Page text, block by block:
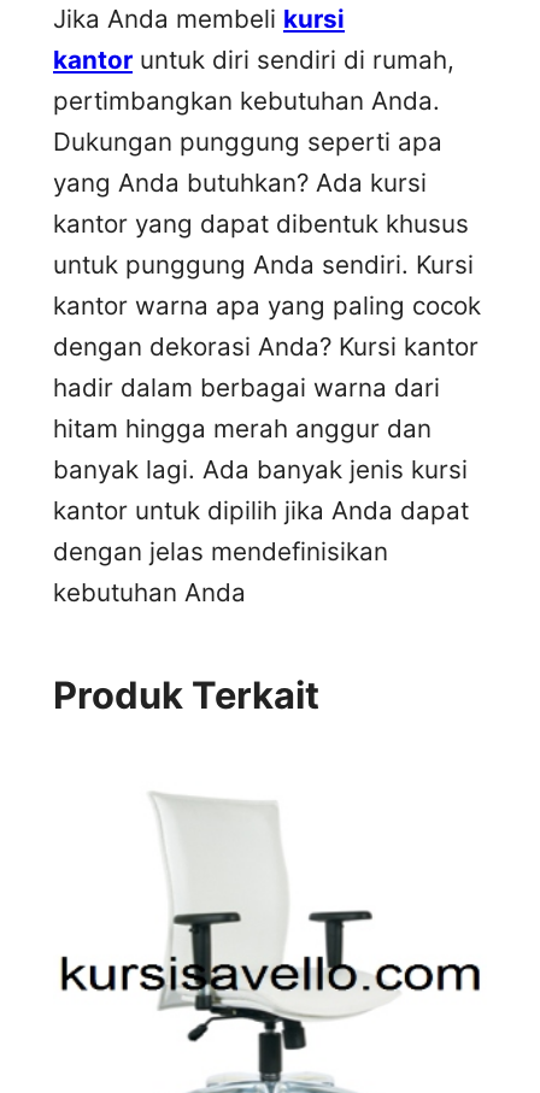
Jika Anda membeli kursi
kantor untuk diri sendiri di rumah,
pertimbangkan kebutuhan Anda.
Dukungan punggung seperti apa
yang Anda butuhkan? Ada kursi
kantor yang dapat dibentuk khusus
untuk punggung Anda sendiri. Kursi
kantor warna apa yang paling cocok
dengan dekorasi Anda? Kursi kantor
hadir dalam berbagai warna dari
hitam hingga merah anggur dan
banyak lagi. Ada banyak jenis kursi
kantor untuk dipilih jika Anda dapat
dengan jelas mendefinisikan
kebutuhan Anda
Produk Terkait